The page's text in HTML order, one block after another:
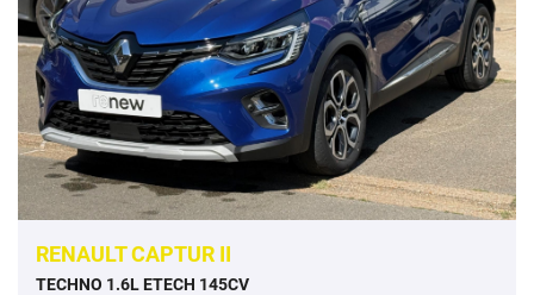
RENAULT CAPTUR II
TECHNO 1.6L ETECH 145CV